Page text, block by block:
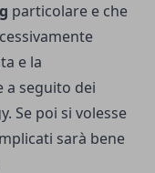
particolare e che
e la
a seguito dei
Se poi si volesse
sarà bene